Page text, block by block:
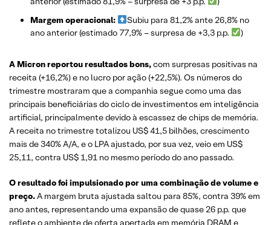
Margem operacional:
Subiu para 81,2% ante 26,8% no
ano anterior (estimado 77,9% – surpresa de +3,3 p.p.
)
A Micron reportou resultados bons,com surpresas positivas na
receita (+16,2%) e no lucro por ação (+22,5%). Os números do
trimestre mostraram que a companhia segue como uma das
principais beneficiárias do ciclo de investimentos em inteligência
artificial, principalmente devido à escassez de chips de memória.
A receita no trimestre totalizou US$ 41,5 bilhões, crescimento
mais de 340% A/A, e o LPA ajustado, por sua vez, veio em US$
25,11, contra US$ 1,91 no mesmo período do ano passado.
O resultado foi impulsionado por uma combinação de volume e
preço.A margem bruta ajustada saltou para 85%, contra 39% em
ano antes, representando uma expansão de quase 26 p.p. que
reflete o ambiente de oferta apertada em memória DRAM e